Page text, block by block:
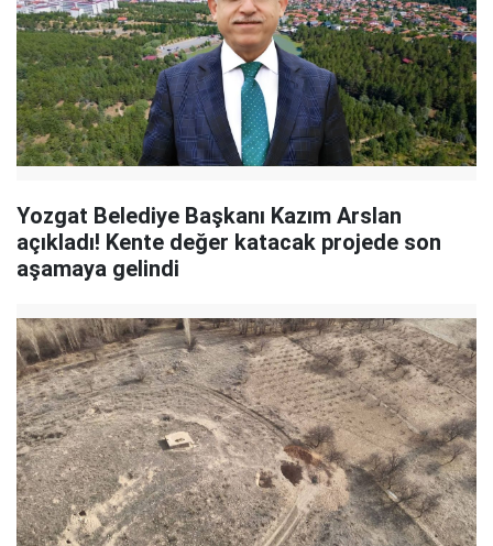
Yozgat Belediye Başkanı Kazım Arslan
açıkladı! Kente değer katacak projede son
aşamaya gelindi